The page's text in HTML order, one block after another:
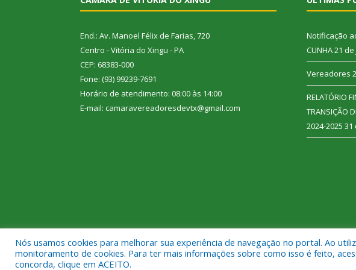
End.: Av. Manoel Félix de Farias, 720
Centro - Vitória do Xingu - PA
CEP: 68383-000
Fone: (93) 99239-7691
Horário de atendimento: 08:00 às 14:00
E-mail: camaravereadoresdevtx@gmail.com
Notificação
CUNHA21
Vereadores
RELATÓRIO
TRANSIÇÃO
2024-2025 31
Todos os direitos reservados a Câmara Municipal de Vitória do Xingu.
Nós usamos cookies para melhorar sua experiência de navegação no portal. Ao
monitoramento de cookies. Para ter mais informações sobre como isso é feito,
concorda, clique em ACEITO.